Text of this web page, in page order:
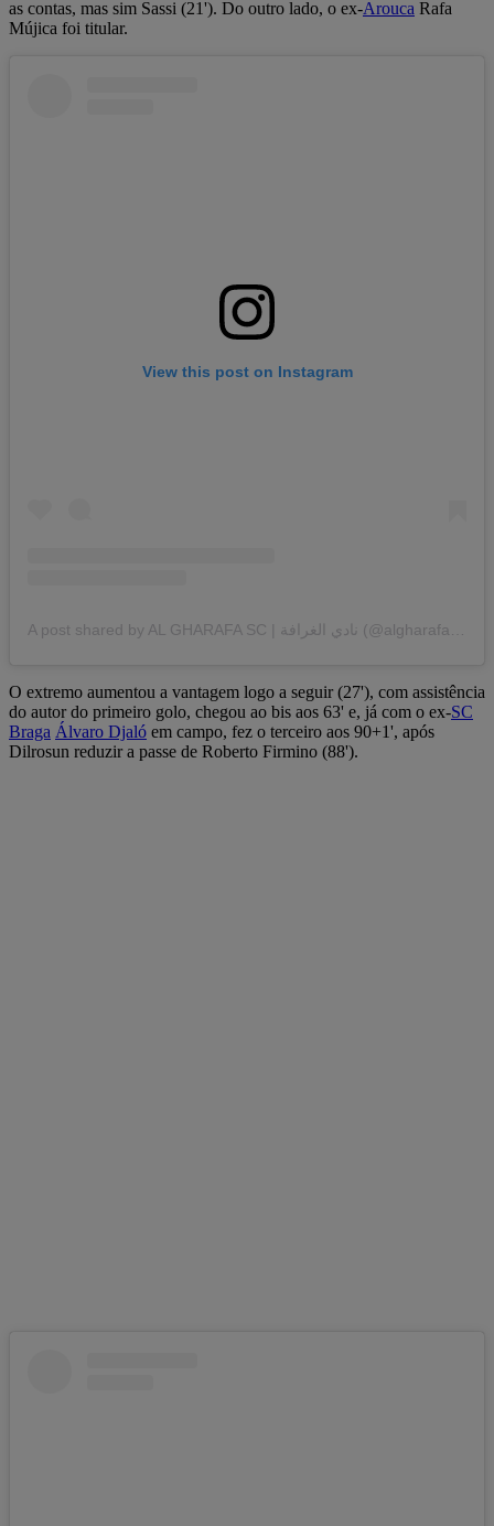
as contas, mas sim Sassi (21'). Do outro lado, o ex-Arouca Rafa
Mújica foi titular.
View this post on Instagram
O extremo aumentou a vantagem logo a seguir (27'), com assistência
do autor do primeiro golo, chegou ao bis aos 63' e, já com o ex-SC
Braga Álvaro Djaló em campo, fez o terceiro aos 90+1', após
Dilrosun reduzir a passe de Roberto Firmino (88').